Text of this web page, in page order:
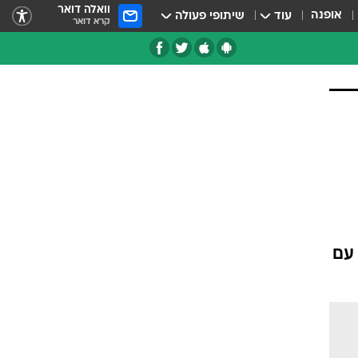
אופנה עוד שיתופי פעולה וואלה דואר
קרא דואר